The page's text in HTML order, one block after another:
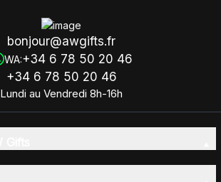
bonjour@awgifts.fr
WA:+34 6 78 50 20 46
+34 6 78 50 20 46
Lundi au Vendredi 8h-16h